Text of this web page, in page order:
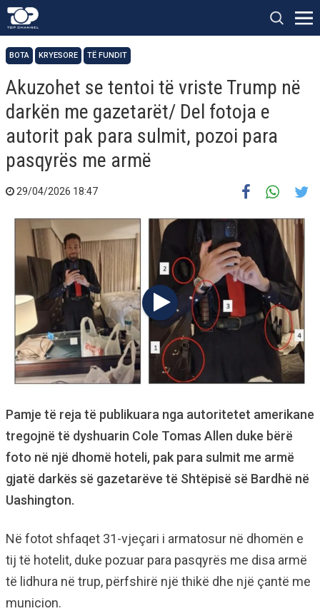
BOTA KRYESORE TË FUNDIT
Akuzohet se tentoi të vriste Trump në
darkën me gazetarët/ Del fotoja e
autorit pak para sulmit, pozoi para
pasqyrës me armë
29/04/2026 18:47
Pamje të reja të publikuara nga autoritetet amerikane
tregojnë të dyshuarin Cole Tomas Allen duke bërë
foto në një dhomë hoteli, pak para sulmit me armë
gjatë darkës së gazetarëve të Shtëpisë së Bardhë në
Uashington.
Në fotot shfaqet 31-vjeçari i armatosur në dhomën e
tij të hotelit, duke pozuar para pasqyrës me disa armë
të lidhura në trup, përfshirë një thikë dhe një çantë me
municion.